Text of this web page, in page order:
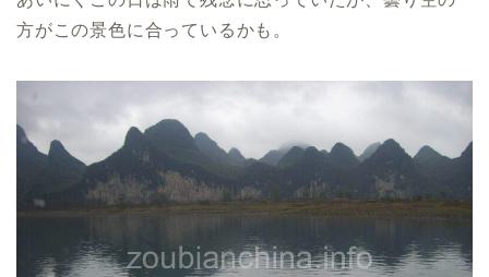
方がこの景色に合っているかも。